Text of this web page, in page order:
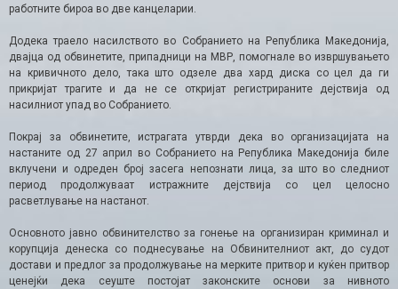
работните бироа во две канцеларии.
Додека траело насилството во Собранието на Република Македонија,
двајца од обвинетите, припадници на МВР, помогнале во извршувањето
на кривичното дело, така што одзеле два хард диска со цел да ги
прикријат трагите и да не се откријат регистрираните дејствија од
насилниот упад во Собранието.
Покрај за обвинетите, истрагата утврди дека во организацијата на
настаните од 27 април во Собранието на Република Македонија биле
вклучени и одреден број засега непознати лица, за што во следниот
период продолжуваат истражните дејствија со цел целосно
расветлување на настанот.
Основното јавно обвинителство за гонење на организиран криминал и
корупција денеска со поднесување на Обвинителниот акт, до судот
достави и предлог за продолжување на мерките притвор и куќен притвор
ценејќи дека сеуште постојат законските основи за нивното